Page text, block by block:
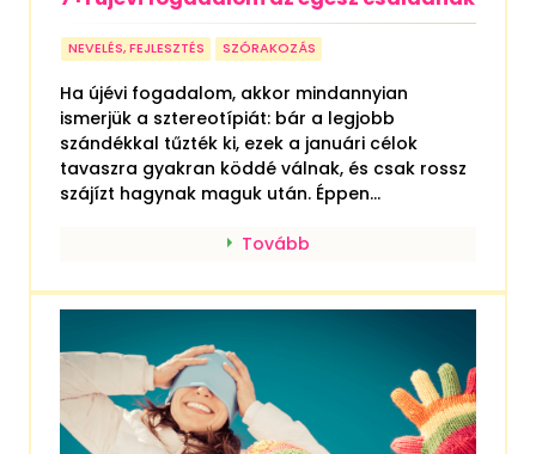
NEVELÉS, FEJLESZTÉS SZÓRAKOZÁS
Ha újévi fogadalom, akkor mindannyian
ismerjük a sztereotípiát: bár a legjobb
szándékkal tűzték ki, ezek a januári célok
tavaszra gyakran köddé válnak, és csak rossz
szájízt hagynak maguk után. Éppen...
Tovább